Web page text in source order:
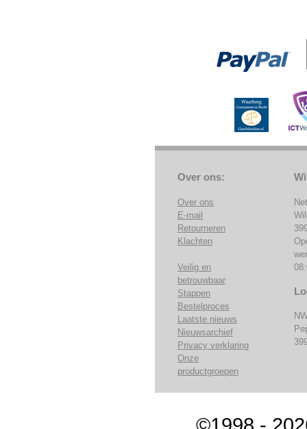
Over ons:
Over ons
E-mail
Retourneren
Klachten
Veilig en
betrouwbaar
Stappen
Bestelproces
Laatste nieuws
Nieuwsarchief
Privacy verklaring
Onze
productgroepen